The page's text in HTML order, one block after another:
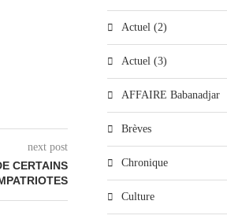
next post
CERTAINS
Actuel (2)
Actuel (3)
AFFAIRE Babanadjar
Brèves
Chronique
Culture